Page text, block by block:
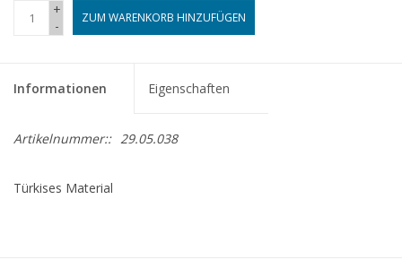
+
-
ZUM WARENKORB HINZUFÜGEN
Informationen Eigenschaften
Artikelnummer:: 29.05.038
Türkises Material